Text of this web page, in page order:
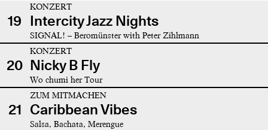
19
KONZERT
Intercity Jazz Nights
SIGNAL! – Beromünster with Peter Zihlmann
20
KONZERT
Nicky B Fly
Wo chumi her Tour
21
ZUM MITMACHEN
Caribbean Vibes
Salsa, Bachata, Merengue